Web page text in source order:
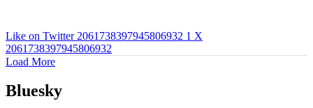
Like on Twitter 2061738397945806932 1 X
2061738397945806932
Load More
Bluesky